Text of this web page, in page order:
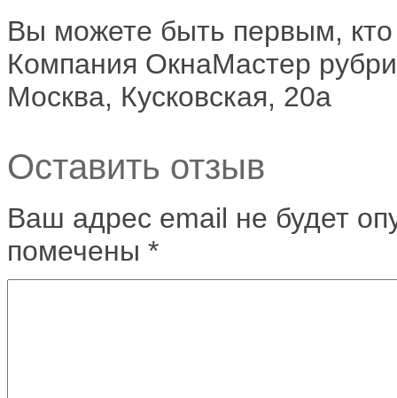
Вы можете быть первым,
Компания ОкнаМастер
Москва, Кусковская, 20а
Оставить отзыв
Ваш адрес email не будет
помечены *